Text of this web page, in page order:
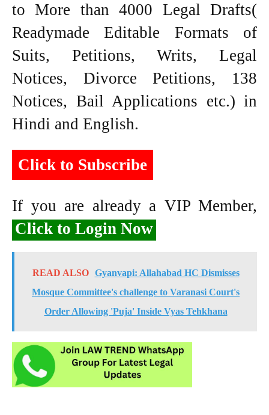
to More than 4000 Legal Drafts(
Readymade Editable Formats of
Suits, Petitions, Writs, Legal
Notices, Divorce Petitions, 138
Notices, Bail Applications etc.) in
Hindi and English.
Click to Subscribe
If you are already a VIP Member,
Click to Login Now
READ ALSO
Gyanvapi: Allahabad HC Dismisses
Mosque Committee's challenge to Varanasi Court's
Order Allowing 'Puja' Inside Vyas Tehkhana